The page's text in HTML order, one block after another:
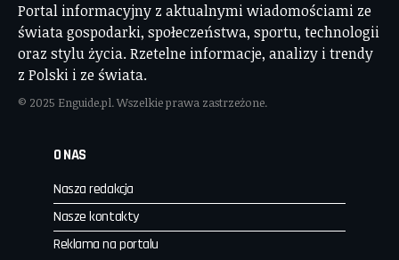
Portal informacyjny z aktualnymi wiadomościami ze
świata gospodarki, społeczeństwa, sportu, technologii
oraz stylu życia. Rzetelne informacje, analizy i trendy
z Polski i ze świata.
© 2025 Enguide.pl. Wszelkie prawa zastrzeżone.
O NAS
Nasza redakcja
Nasze kontakty
Reklama na portalu